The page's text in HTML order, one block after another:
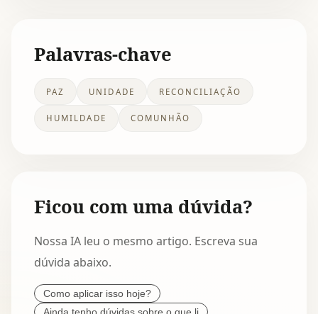
Palavras-chave
PAZ UNIDADE RECONCILIAÇÃO
HUMILDADE COMUNHÃO
Ficou com uma dúvida?
Nossa IA leu o mesmo artigo. Escreva sua
dúvida abaixo.
Como aplicar isso hoje?